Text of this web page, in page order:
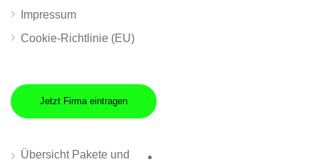
Impressum
Cookie-Richtlinie (EU)
Jetzt Firma eintragen
Übersicht Pakete und